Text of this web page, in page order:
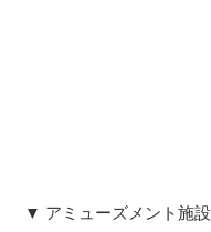
▼ アミューズメント施設